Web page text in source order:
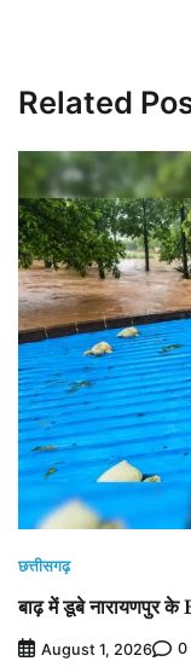
Related
छत्तीसगढ़
बाढ़ में डूबे नारायणपुर
August 1, 2026 0